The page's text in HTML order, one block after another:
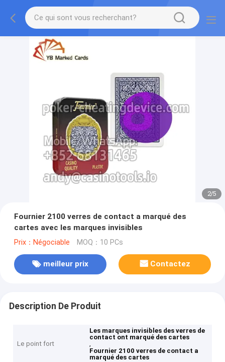
2/5
Fournier 2100 verres de contact a marqué des
cartes avec les marques invisibles
Prix：Négociable MOQ：10 PCs
meilleur prix Contactez
Description De Produit
Le point fort
Les marques invisibles des verres de
contact ont marqué des cartes
,
Fournier 2100 verres de contact a
marqué des cartes